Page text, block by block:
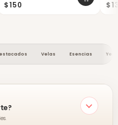
$150
Velas Esencias Yeso